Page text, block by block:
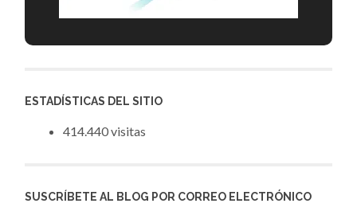
ESTADÍSTICAS DEL SITIO
414.440 visitas
SUSCRÍBETE AL BLOG POR CORREO ELECTRÓNICO